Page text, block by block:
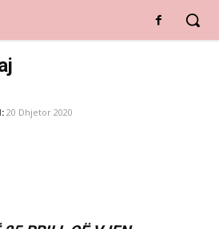
20 Dhjetor 2020